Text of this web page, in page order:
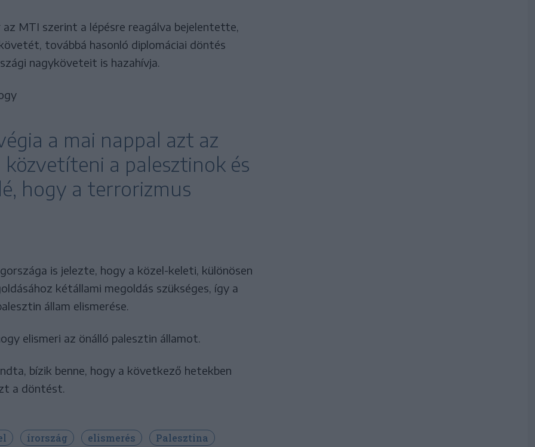
az MTI szerint a lépésre reagálva bejelentette,
továbbá hasonló diplomáciai döntés
nagyköveteit is hazahívja.
a mai nappal azt az
a palesztinok és
hogy a terrorizmus
is jelezte, hogy a közel-keleti, különösen
kétállami megoldás szükséges, így a
állam elismerése.
elismeri az önálló palesztin államot.
bízik benne, hogy a következő hetekben
a döntést.
írország elismerés Palesztina